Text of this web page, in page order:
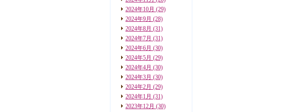
2024年10月 (29)
2024年9月 (28)
2024年8月 (31)
2024年7月 (31)
2024年6月 (30)
2024年5月 (29)
2024年4月 (30)
2024年3月 (30)
2024年2月 (29)
2024年1月 (31)
2023年12月 (30)